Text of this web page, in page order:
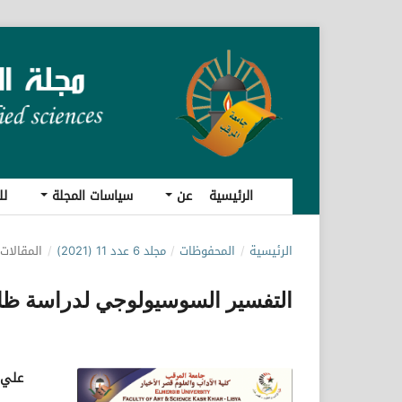
الرئيسية عن سياسات المجلة
الرئيسية / المحفوظات / مجلد 6 عدد 11 (2021) / المقالات
التفسير السوسيولوجي لدراسة